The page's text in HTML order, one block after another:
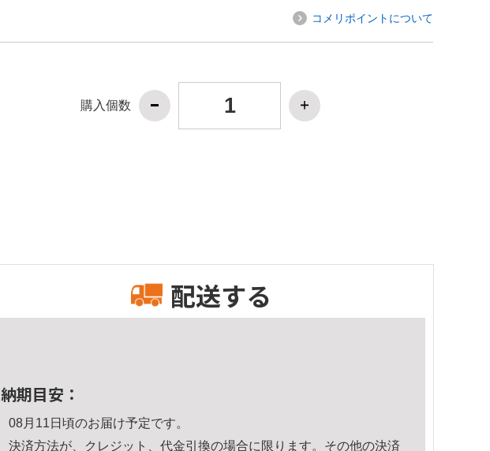
コメリポイントについて
購入個数
配送する
納期目安：
08月11日頃のお届け予定です。
決済方法が、クレジット、代金引換の場合に限ります。その他の決済